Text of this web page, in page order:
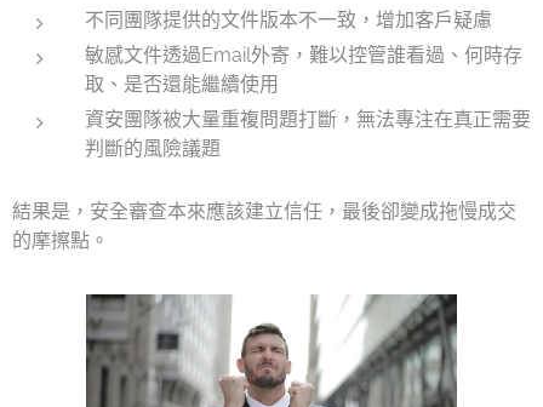
不同團隊提供的文件版本不一致，增加客戶疑慮
敏感文件透過Email外寄，難以控管誰看過、何時存
取、是否還能繼續使用
資安團隊被大量重複問題打斷，無法專注在真正需要
判斷的風險議題
結果是，安全審查本來應該建立信任，最後卻變成拖慢成交
的摩擦點。